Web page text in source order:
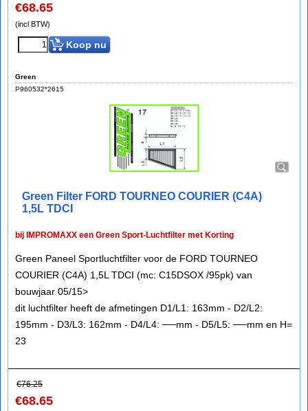
€68.65
(incl BTW)
Koop nu
Green
P960532*2615
Green Filter FORD TOURNEO COURIER (C4A)
1,5L TDCI
bij IMPROMAXX een Green Sport-Luchtfilter met Korting
Green Paneel Sportluchtfilter voor de FORD TOURNEO
COURIER (C4A) 1,5L TDCI (mc: C15DSOX /95pk) van
bouwjaar 05/15>
dit luchtfilter heeft de afmetingen D1/L1: 163mm - D2/L2:
195mm - D3/L3: 162mm - D4/L4: ──mm - D5/L5: ──mm en H=
23
€76.25
€68.65